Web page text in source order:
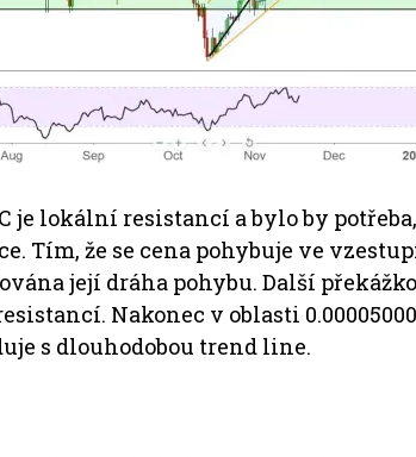
je lokální resistancí a bylo by
Tím, že se cena pohybuje ve
její dráha pohybu. Další
Nakonec v oblasti
s dlouhodobou trend line.